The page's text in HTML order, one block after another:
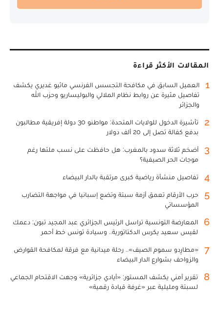
المقالات الأكثر قراءة
1
العميل السابق في مكافحة التجسس الفرنسي ماثيو غديري يكشف
تفاصيل مثيرة عن روابط نظام الملالي والبوليساريو وحزب الله
والجزائر
2
تأشيرة الدخول للولايات المتحدة: مواطنو 30 دولة إفريقية مطالبون
بدفع كفالة تصل إلى 20 ألف دولار
3
أضخم ثلاثة سدود بالمغرب: هل حافظت على نسب ملئها رغم
موجات الحر الصيفية؟
4 تفاصيل منشأة رياضية كبرى مرتقبة بالدار البيضاء
5
حرب الأرقام تعمق أزمة سبتة وتضع إسبانيا في مواجهة التضارب
المؤسساتي
6
المعارضة التونسية تراسل الرئيس الجزائري عبد المجيد تبون: دعمك
لقيس سعيد يكرس الدكتاتورية.. وسيادة تونس خط أحمر
7
«مطارِدو سموم الصيف».. رحلة ميدانية مع فرقة لمكافحة القوارض
والزواحف بشوارع الدار البيضاء
8
تقرير أمني يكشف المستور: «أيادي جزائرية» وجهت الاقتحام الجماعي
لسبتة ومليلية عبر «غرفة قيادة رقمية»